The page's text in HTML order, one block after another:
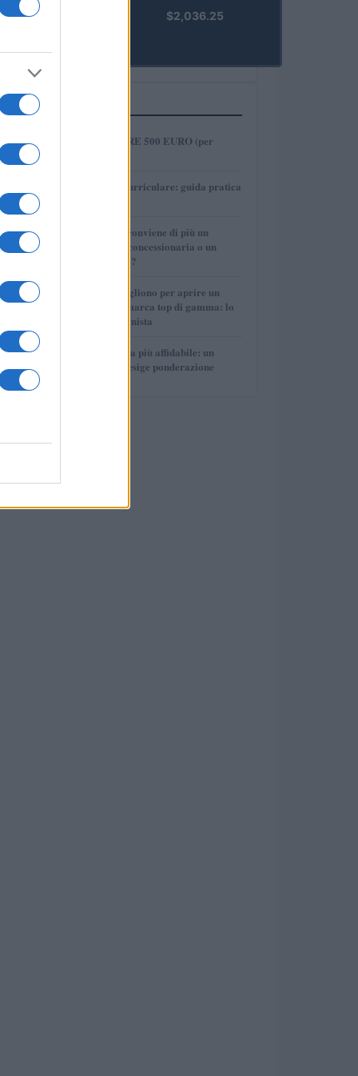
PRIME)
$2,036.25
PIÙ LETTI
1
COME INVESTIRE 500 EURO (per
2
Tirocinio extra-curriculare: guida pratica
3
Per le auto usate conviene di più un
finanziamento in concessionaria o un
prestito personale?
4
Quanti soldi ci vogliono per aprire un
autosalone multimarca top di gamma: lo
spiega il professionista
5
La macchina usata più affidabile: un
investimento che esige ponderazione